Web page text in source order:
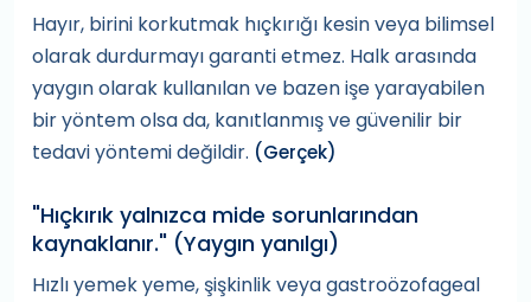
Hayır, birini korkutmak hıçkırığı kesin veya bilimsel
olarak durdurmayı garanti etmez. Halk arasında
yaygın olarak kullanılan ve bazen işe yarayabilen
bir yöntem olsa da, kanıtlanmış ve güvenilir bir
tedavi yöntemi değildir. (Gerçek)
"Hıçkırık yalnızca mide sorunlarından
kaynaklanır." (Yaygın yanılgı)
Hızlı yemek yeme, şişkinlik veya gastroözofageal